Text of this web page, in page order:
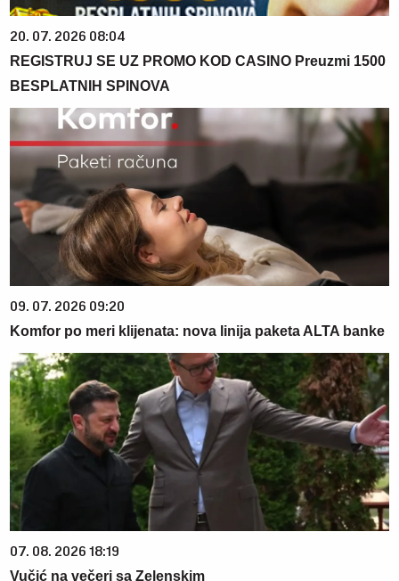
20. 07. 2026 08:04
REGISTRUJ SE UZ PROMO KOD CASINO Preuzmi 1500
BESPLATNIH SPINOVA
09. 07. 2026 09:20
Komfor po meri klijenata: nova linija paketa ALTA banke
07. 08. 2026 18:19
Vučić na večeri sa Zelenskim